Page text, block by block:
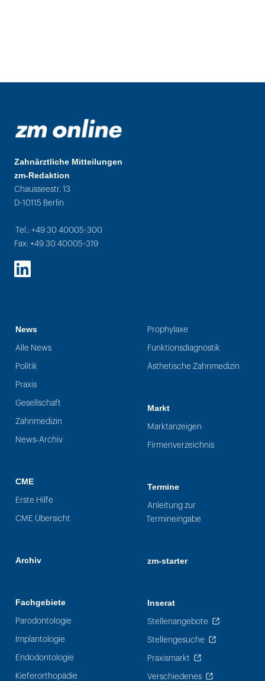
Zahnärztliche Mitteilungen
zm-Redaktion
Chausseestr. 13
D-10115 Berlin
Tel.: +49 30 40005-300
Fax: +49 30 40005-319
LinkedIn
News
Alle News
Politik
Praxis
Gesellschaft
Zahnmedizin
News-Archiv
CME
Erste Hilfe
CME Übersicht
Archiv
Fachgebiete
Parodontologie
Implantologie
Endodontologie
Kieferorthopädie
Prophylaxe
Funktionsdiagnostik
Ästhetische Zahnmedizin
Markt
Marktanzeigen
Firmenverzeichnis
Termine
Anleitung zur
Termineingabe
zm-starter
Inserat
Stellenangebote
Stellengesuche
Praxismarkt
Verschiedenes